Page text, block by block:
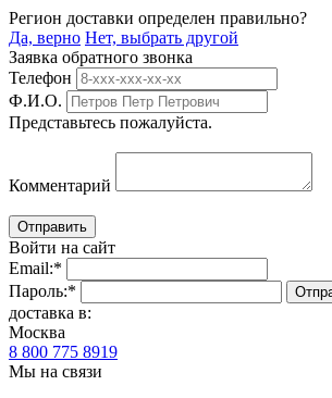
Регион доставки определен правильно?
Да, верно Нет, выбрать другой
Заявка обратного звонка
Телефон
Ф.И.О.
Представьтесь пожалуйста.
Комментарий
Войти на сайт
Email:*
Пароль:*
доставка в:
Москва
8 800 775 8919
Мы на связи